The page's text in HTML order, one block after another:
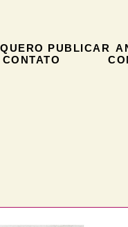
QUERO PUBLICAR
CONTATO